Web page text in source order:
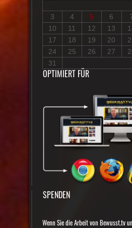
3
4 5 6
10
11 12 13
17
18 19 20
24
25 26 27
31
OPTIMIERT FÜR
SPENDEN
Wenn Sie die Arbeit von Bewusst.tv